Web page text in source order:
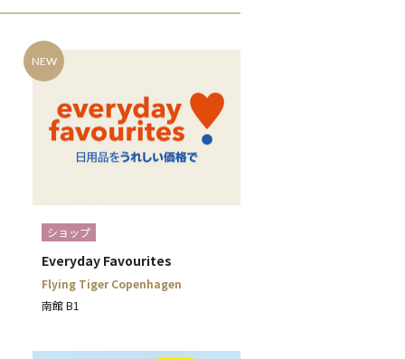
NEW
ショップ
Everyday Favourites
Flying Tiger Copenhagen
南館 B1